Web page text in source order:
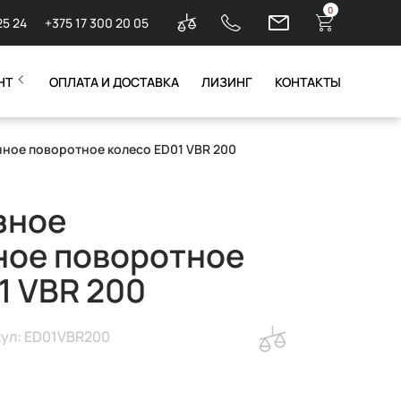
24 +375 17 300 20 05
0
ОПЛАТА И ДОСТАВКА ЛИЗИНГ КОНТАКТЫ
поворотное колесо ED01 VBR 200
поворотное
VBR 200
ED01VBR200